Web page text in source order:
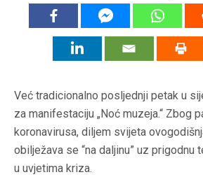
Već tradicionalno posljednji petak u
za manifestaciju „Noć muzeja.“ Zbog
koronavirusa, diljem svijeta
obilježava se “na daljinu” uz prigodnu
u uvjetima kriza.